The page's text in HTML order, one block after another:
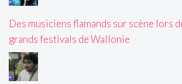
Des musiciens flamands sur scène lors
grands festivals de Wallonie